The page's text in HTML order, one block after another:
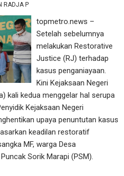
RADJA P
topmetro.news –
Setelah sebelumnya
melakukan Restorative
Justice (RJ) terhadap
kasus penganiayaan.
Kini Kejaksaan Negeri
kali kedua menggelar hal serupa
Kejaksaan Negeri
upaya penuntutan kasus
keadilan restoratif
MF, warga Desa
Sorik Marapi (PSM).